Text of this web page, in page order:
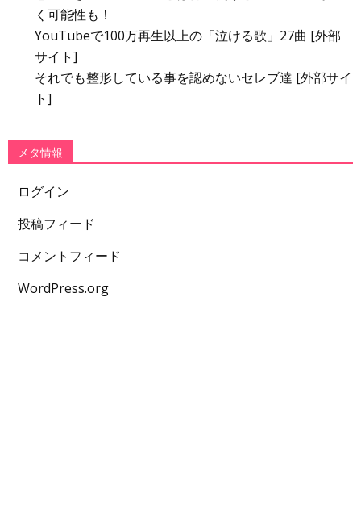
く可能性も！
YouTubeで100万再生以上の「泣ける歌」27曲 [外部
サイト]
それでも整形している事を認めないセレブ達 [外部サイ
ト]
メタ情報
ログイン
投稿フィード
コメントフィード
WordPress.org